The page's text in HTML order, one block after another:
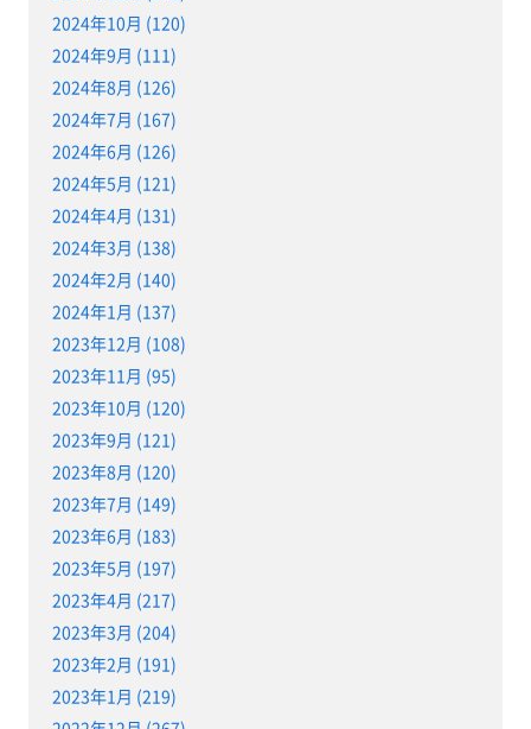
2024年10月 (120)
2024年9月 (111)
2024年8月 (126)
2024年7月 (167)
2024年6月 (126)
2024年5月 (121)
2024年4月 (131)
2024年3月 (138)
2024年2月 (140)
2024年1月 (137)
2023年12月 (108)
2023年11月 (95)
2023年10月 (120)
2023年9月 (121)
2023年8月 (120)
2023年7月 (149)
2023年6月 (183)
2023年5月 (197)
2023年4月 (217)
2023年3月 (204)
2023年2月 (191)
2023年1月 (219)